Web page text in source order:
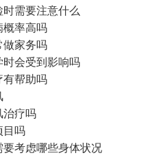
需要注意什么
概率高吗
做家务吗
时会受到影响吗
有帮助吗
治疗吗
目吗
考虑哪些身体状况